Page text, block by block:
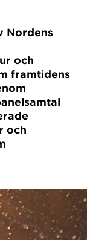
Nordens
och
framtidens
och